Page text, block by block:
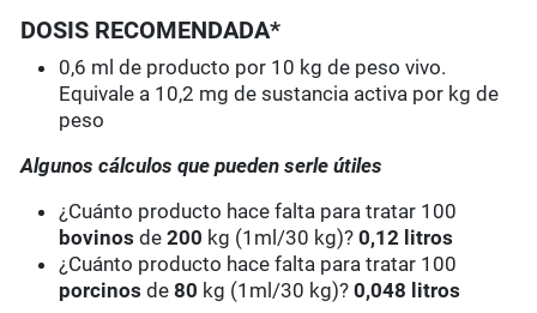
DOSIS RECOMENDADA*
0,6 ml de producto por 10 kg de peso vivo.
Equivale a 10,2 mg de sustancia activa por kg de
peso
Algunos cálculos que pueden serle útiles
¿Cuánto producto hace falta para tratar 100
bovinos de200 kg (1ml/30 kg)? 0,12 litros
¿Cuánto producto hace falta para tratar 100
porcinos de80 kg (1ml/30 kg)? 0,048 litros